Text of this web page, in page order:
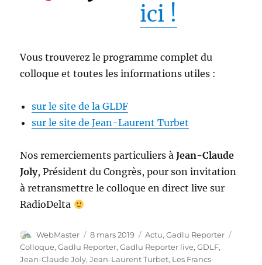
ici !
Vous trouverez le programme complet du
colloque et toutes les informations utiles :
sur le site de la GLDF
sur le site de Jean-Laurent Turbet
Nos remerciements particuliers àJean-Claude
Joly, Président du Congrès, pour son invitation
à retransmettre le colloque en direct live sur
RadioDelta
Auteur
WebMaster
Publié
le
8 mars 2019 Catégories
Actu,Gadlu Reporter
Colloque,Gadlu Reporter,Gadlu Reporter live,GDLF,
Jean-Claude Joly,Jean-Laurent Turbet, Les Francs-